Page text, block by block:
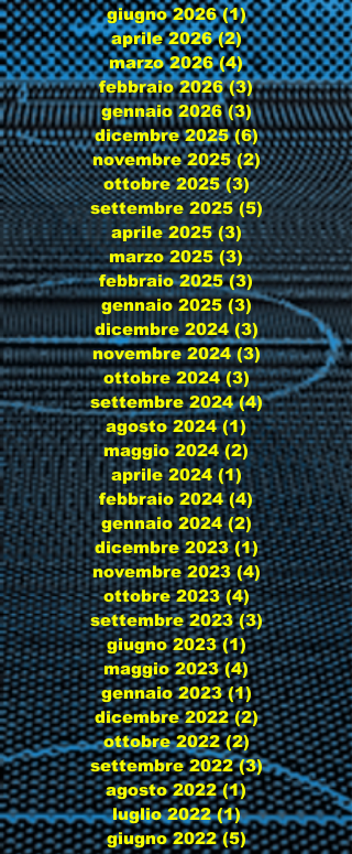
giugno 2026 (1)1 post
aprile 2026 (2)2 post
marzo 2026 (4)4 post
febbraio 2026 (3)3 post
gennaio 2026 (3)3 post
dicembre 2025 (6)6 post
novembre 2025 (2)2 post
ottobre 2025 (3)3 post
settembre 2025 (5)5 post
aprile 2025 (3)3 post
marzo 2025 (3)3 post
febbraio 2025 (3)3 post
gennaio 2025 (3)3 post
dicembre 2024 (3)3 post
novembre 2024 (3)3 post
ottobre 2024 (3)3 post
settembre 2024 (4)4 post
agosto 2024 (1)1 post
maggio 2024 (2)2 post
aprile 2024 (1)1 post
febbraio 2024 (4)4 post
gennaio 2024 (2)2 post
dicembre 2023 (1)1 post
novembre 2023 (4)4 post
ottobre 2023 (4)4 post
settembre 2023 (3)3 post
giugno 2023 (1)1 post
maggio 2023 (4)4 post
gennaio 2023 (1)1 post
dicembre 2022 (2)2 post
ottobre 2022 (2)2 post
settembre 2022 (3)3 post
agosto 2022 (1)1 post
luglio 2022 (1)1 post
giugno 2022 (5)5 post